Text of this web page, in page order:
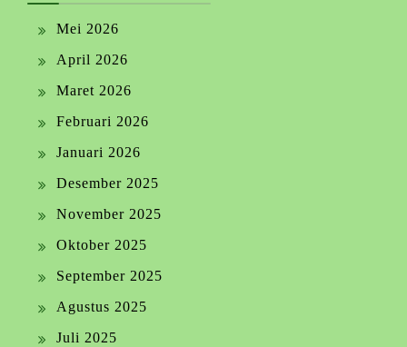
Mei 2026
April 2026
Maret 2026
Februari 2026
Januari 2026
Desember 2025
November 2025
Oktober 2025
September 2025
Agustus 2025
Juli 2025